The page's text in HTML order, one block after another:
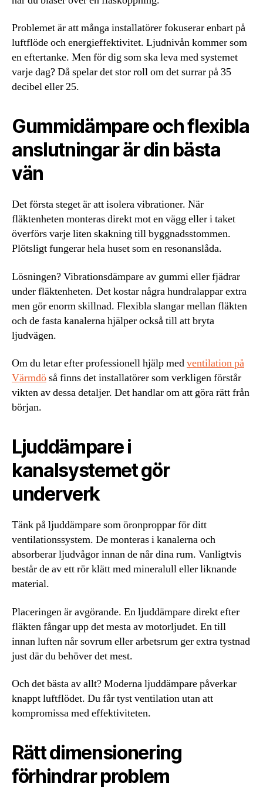
Problemet är att många installatörer fokuserar enbart på
luftflöde och energieffektivitet. Ljudnivån kommer som
en eftertanke. Men för dig som ska leva med systemet
varje dag? Då spelar det stor roll om det surrar på 35
decibel eller 25.
Gummidämpare och flexibla
anslutningar är din bästa
vän
Det första steget är att isolera vibrationer. När
fläktenheten monteras direkt mot en vägg eller i taket
överförs varje liten skakning till byggnadsstommen.
Plötsligt fungerar hela huset som en resonanslåda.
Lösningen? Vibrationsdämpare av gummi eller fjädrar
under fläktenheten. Det kostar några hundralappar extra
men gör enorm skillnad. Flexibla slangar mellan fläkten
och de fasta kanalerna hjälper också till att bryta
ljudvägen.
Om du letar efter professionell hjälp medventilation på
Värmdöså finns det installatörer som verkligen förstår
vikten av dessa detaljer. Det handlar om att göra rätt från
början.
Ljuddämpare i
kanalsystemet gör
underverk
Tänk på ljuddämpare som öronproppar för ditt
ventilationssystem. De monteras i kanalerna och
absorberar ljudvågor innan de når dina rum. Vanligtvis
består de av ett rör klätt med mineralull eller liknande
material.
Placeringen är avgörande. En ljuddämpare direkt efter
fläkten fångar upp det mesta av motorljudet. En till
innan luften når sovrum eller arbetsrum ger extra tystnad
just där du behöver det mest.
Och det bästa av allt? Moderna ljuddämpare påverkar
knappt luftflödet. Du får tyst ventilation utan att
kompromissa med effektiviteten.
Rätt dimensionering
förhindrar problem